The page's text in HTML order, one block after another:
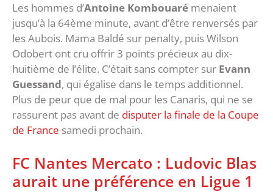
Les hommes d’Antoine Kombouaré menaient
jusqu’à la 64ème minute, avant d’être renversés par
les Aubois. Mama Baldé sur penalty, puis Wilson
Odobert ont cru offrir 3 points précieux au dix-
huitième de l’élite. C’était sans compter sur Evann
Guessand, qui égalise dans le temps additionnel.
Plus de peur que de mal pour les Canaris, qui ne se
rassurent pas avant de disputer la finale de la Coupe
de France samedi prochain.
FC Nantes Mercato : Ludovic Blas
aurait une préférence en Ligue 1